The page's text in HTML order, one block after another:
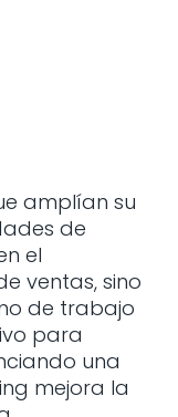
amplían su
de
el
ventas, sino
de trabajo
para
una
mejora la